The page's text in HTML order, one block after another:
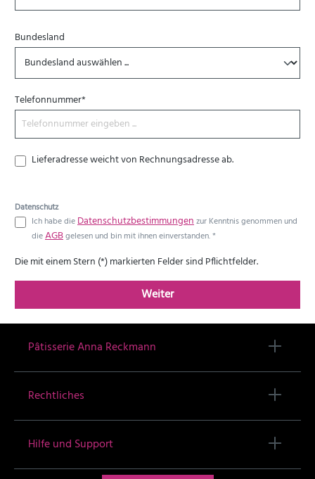
Bundesland
Telefonnummer*
Lieferadresse weicht von Rechnungsadresse ab.
Datenschutz
Ich habe dieDatenschutzbestimmungenzur Kenntnis genommen und
dieAGBgelesen und bin mit ihnen einverstanden. *
Die mit einem Stern (*) markierten Felder sind Pflichtfelder.
Weiter
Pâtisserie Anna Reckmann
Rechtliches
Hilfe und Support